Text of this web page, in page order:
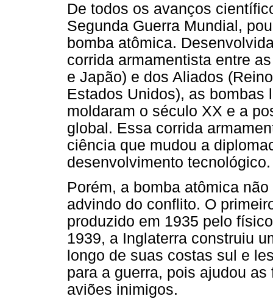
De todos os avanços
Segunda Guerra Mundial,
bomba atômica.
corrida armamentista entre
e Japão) e dos Aliados
Estados Unidos), as bombas
moldaram o século XX e a
global. Essa corrida
ciência que mudou a
desenvolvimento tecnológico.
Porém, a bomba atômica
advindo do conflito. O
produzido em 1935 pelo
1939, a Inglaterra construiu
longo de suas costas sul e
para a guerra, pois ajudou
aviões inimigos.